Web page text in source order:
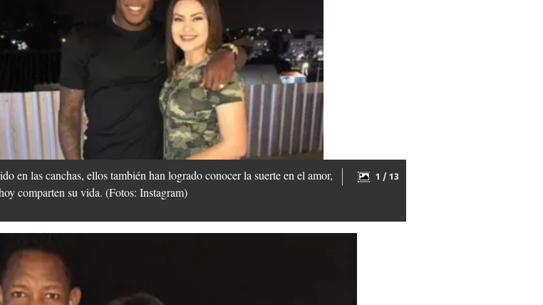
en las canchas, ellos también han logrado conocer la suerte en el amor,
comparten su vida. (Fotos: Instagram)
1 / 13